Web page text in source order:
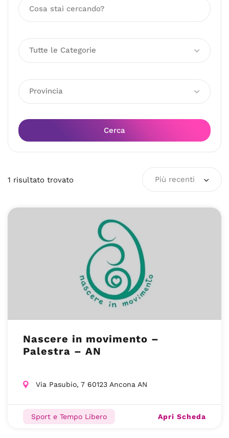
Tutte le Categorie
Provincia
Cerca
1 risultato trovato Più recenti
Nascere in movimento –
Palestra – AN
Via Pasubio, 7 60123 Ancona AN
Sport e Tempo Libero Apri Scheda